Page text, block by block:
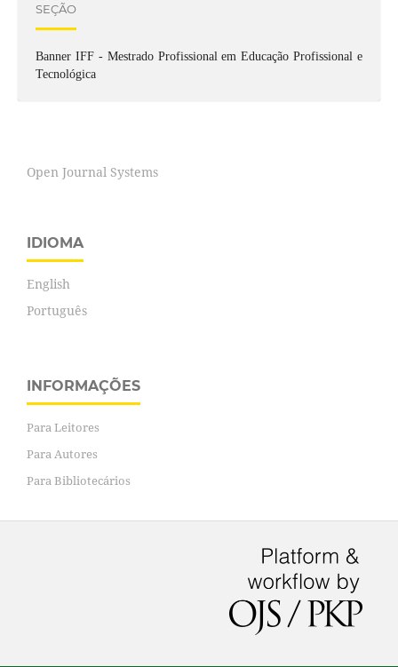
SEÇÃO
Banner IFF - Mestrado Profissional em Educação Profissional e
Tecnológica
Open Journal Systems
IDIOMA
English
Português
INFORMAÇÕES
Para Leitores
Para Autores
Para Bibliotecários